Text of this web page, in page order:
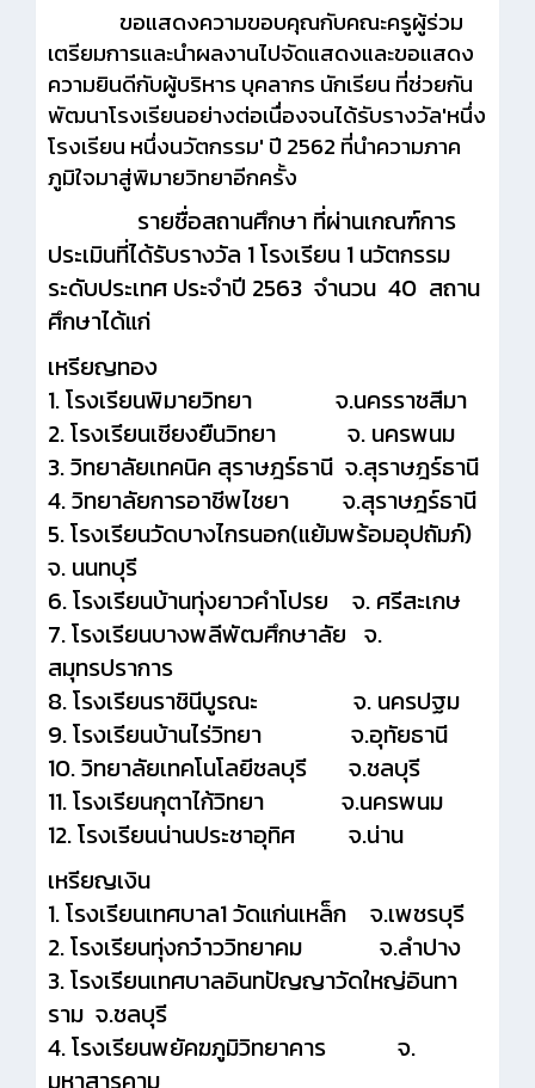
ขอแสดงความขอบคุณกับคณะครูผู้ร่วม
เตรียมการและนำผลงานไปจัดแสดงและขอแสดง
ความยินดีกับผู้บริหาร บุคลากร นักเรียน ที่ช่วยกัน
พัฒนาโรงเรียนอย่างต่อเนื่องจนได้รับรางวัล'หนึ่ง
โรงเรียน หนึ่งนวัตกรรม' ปี 2562 ที่นำความภาค
ภูมิใจมาสู่พิมายวิทยาอีกครั้ง
รายชื่อสถานศึกษา ที่ผ่านเกณฑ์การ
ประเมินที่ได้รับรางวัล 1 โรงเรียน 1 นวัตกรรม
ระดับประเทศ ประจำปี 2563 จำนวน 40 สถาน
ศึกษาได้แก่
เหรียญทอง
1. โรงเรียนพิมายวิทยา จ.นครราชสีมา
2. โรงเรียนเชียงยืนวิทยา จ. นครพนม
3. วิทยาลัยเทคนิค สุราษฎร์ธานี จ.สุราษฎร์ธานี
4. วิทยาลัยการอาชีพไชยา จ.สุราษฎร์ธานี
5. โรงเรียนวัดบางไกรนอก(แย้มพร้อมอุปถัมภ์)
จ. นนทบุรี
6. โรงเรียนบ้านทุ่งยาวคำโปรย จ. ศรีสะเกษ
7. โรงเรียนบางพลีพัฒศึกษาลัย จ.
สมุทรปราการ
8. โรงเรียนราชินีบูรณะ จ. นครปฐม
9. โรงเรียนบ้านไร่วิทยา จ.อุทัยธานี
10. วิทยาลัยเทคโนโลยีชลบุรี จ.ชลบุรี
11. โรงเรียนกุตาไก้วิทยา จ.นครพนม
12. โรงเรียนน่านประชาอุทิศ จ.น่าน
เหรียญเงิน
1. โรงเรียนเทศบาล1 วัดแก่นเหล็ก จ.เพชรบุรี
2. โรงเรียนทุ่งกว๋าววิทยาคม จ.ลำปาง
3. โรงเรียนเทศบาลอินทปัญญาวัดใหญ่อินทา
ราม จ.ชลบุรี
4. โรงเรียนพยัคฆภูมิวิทยาคาร จ.
มหาสารคาม